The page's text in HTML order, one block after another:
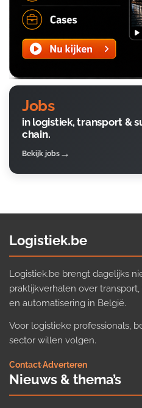
Jobs
in logistiek, transport &
chain.
Bekijk jobs
Logistiek.be
Logistiek.be brengt dagelijks
praktijkverhalen over
en automatisering in België.
Voor logistieke professionals,
sector willen volgen.
Contact·Adverteren
Nieuws & thema’s